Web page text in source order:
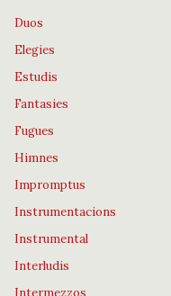
Duos
Elegies
Estudis
Fantasies
Fugues
Himnes
Impromptus
Instrumentacions
Instrumental
Interludis
Intermezzos